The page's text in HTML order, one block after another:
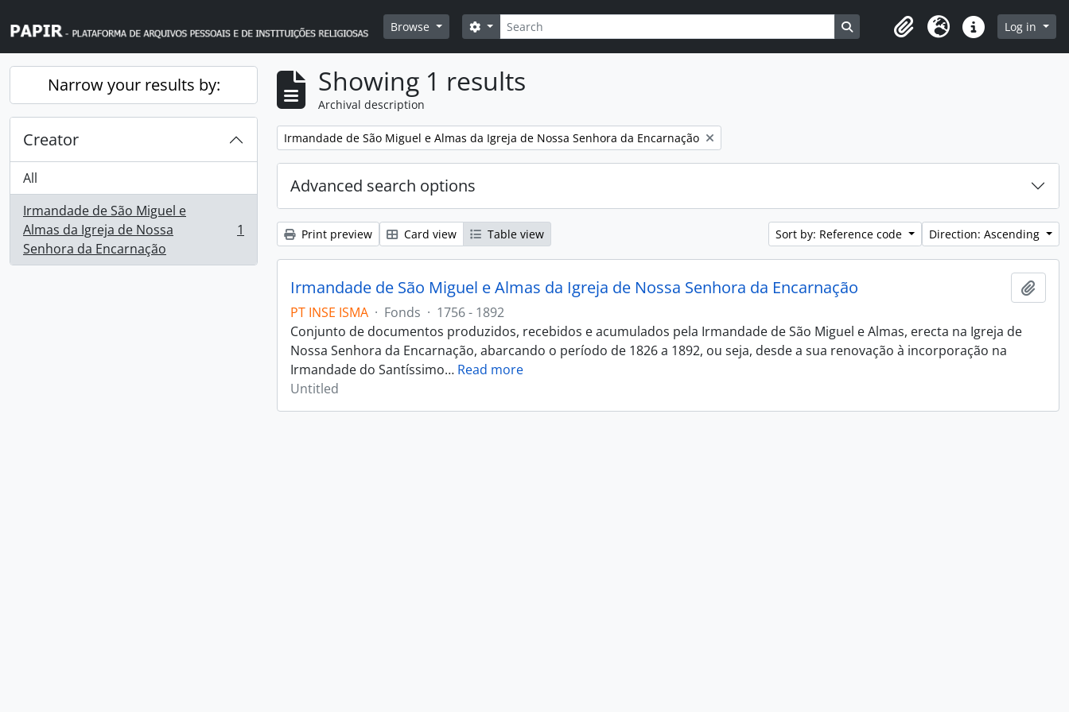
Browse
Search
Search options Search in browse page
ClipboardLanguageQuick linksLog in
Narrow your results by:
Creator
All
Irmandade de São Miguel e
Almas da Igreja de Nossa
Senhora da Encarnação
, 1 results 1
Showing 1 results
Archival description
Remove filter:
Irmandade de São Miguel e Almas da Igreja de Nossa Senhora da Encarnação
Advanced search options
Print preview Card view Table view Sort by: Reference code Direction: Ascending
Irmandade de São Miguel e Almas da Igreja de Nossa Senhora da Encarnação
PT INSE ISMA · Fonds · 1756 - 1892
Conjunto de documentos produzidos, recebidos e acumulados pela Irmandade de São Miguel e Almas, erecta na Igreja de
Nossa Senhora da Encarnação, abarcando o período de 1826 a 1892, ou seja, desde a sua renovação à incorporação na
Irmandade do Santíssimo… Read more
Untitled